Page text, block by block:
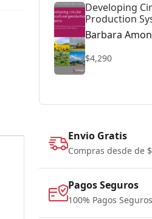
Developing
Production
Barbara Amon
$4,290
Envio Gratis
Compras desde de
Pagos Seguros
100% Pagos Seguros